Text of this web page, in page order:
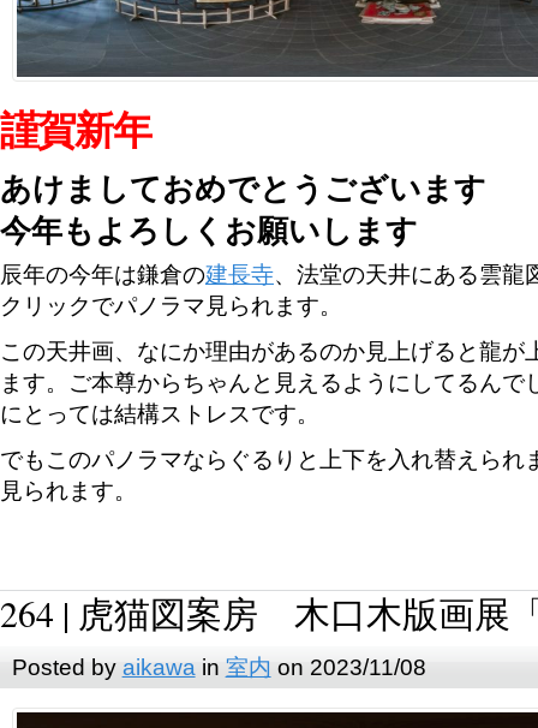
謹賀新年
あけましておめでとうございます
今年もよろしくお願いします
辰年の今年は鎌倉の建長寺、法堂の天井にある雲龍
クリックでパノラマ見られます。
この天井画、なにか理由があるのか見上げると龍が
ます。ご本尊からちゃんと見えるようにしてるんで
にとっては結構ストレスです。
でもこのパノラマならぐるりと上下を入れ替えられ
見られます。
264 | 虎猫図案房 木口木版画展
Posted by aikawain 室内 on 2023/11/08